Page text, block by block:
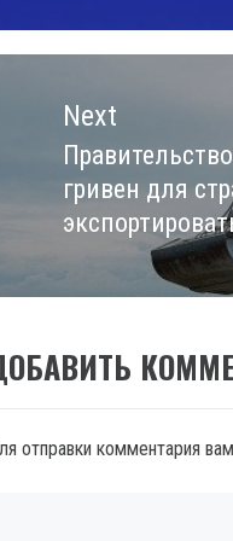
Next
Next
post:
гривен для
отправки комментария